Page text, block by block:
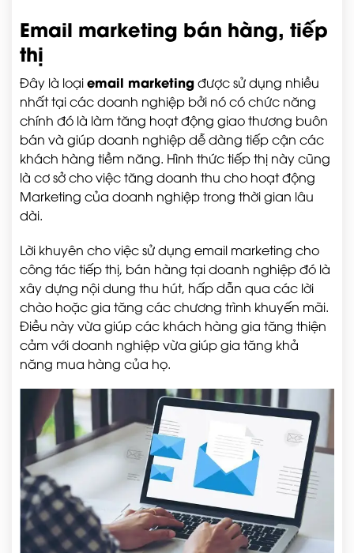
Email marketing bán hàng, tiếp
thị
Đây là loạiemail marketingđược sử dụng nhiều
nhất tại các doanh nghiệp bởi nó có chức năng
chính đó là làm tăng hoạt động giao thương buôn
bán và giúp doanh nghiệp dễ dàng tiếp cận các
khách hàng tiềm năng. Hình thức tiếp thị này cũng
là cơ sở cho việc tăng doanh thu cho hoạt động
Marketing của doanh nghiệp trong thời gian lâu
dài.
Lời khuyên cho việc sử dụng email marketing cho
công tác tiếp thị, bán hàng tại doanh nghiệp đó là
xây dựng nội dung thu hút, hấp dẫn qua các lời
chào hoặc gia tăng các chương trình khuyến mãi.
Điều này vừa giúp các khách hàng gia tăng thiện
cảm với doanh nghiệp vừa giúp gia tăng khả
năng mua hàng của họ.